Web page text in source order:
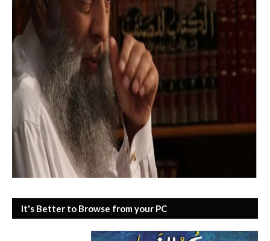
It's Better to Browse from your PC